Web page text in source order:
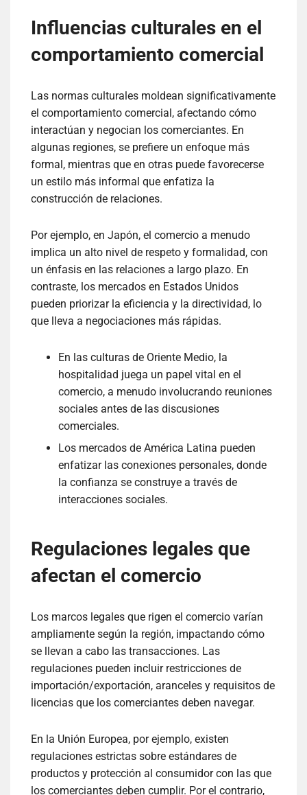
Influencias culturales en el
comportamiento comercial
Las normas culturales moldean significativamente
el comportamiento comercial, afectando cómo
interactúan y negocian los comerciantes. En
algunas regiones, se prefiere un enfoque más
formal, mientras que en otras puede favorecerse
un estilo más informal que enfatiza la
construcción de relaciones.
Por ejemplo, en Japón, el comercio a menudo
implica un alto nivel de respeto y formalidad, con
un énfasis en las relaciones a largo plazo. En
contraste, los mercados en Estados Unidos
pueden priorizar la eficiencia y la directividad, lo
que lleva a negociaciones más rápidas.
En las culturas de Oriente Medio, la
hospitalidad juega un papel vital en el
comercio, a menudo involucrando reuniones
sociales antes de las discusiones
comerciales.
Los mercados de América Latina pueden
enfatizar las conexiones personales, donde
la confianza se construye a través de
interacciones sociales.
Regulaciones legales que
afectan el comercio
Los marcos legales que rigen el comercio varían
ampliamente según la región, impactando cómo
se llevan a cabo las transacciones. Las
regulaciones pueden incluir restricciones de
importación/exportación, aranceles y requisitos de
licencias que los comerciantes deben navegar.
En la Unión Europea, por ejemplo, existen
regulaciones estrictas sobre estándares de
productos y protección al consumidor con las que
los comerciantes deben cumplir. Por el contrario,